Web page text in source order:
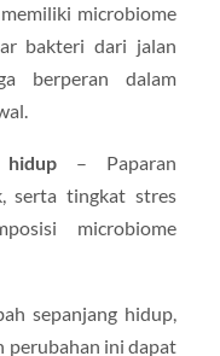
microbiome
bakteri dari jalan
berperan dalam
– Paparan
serta tingkat stres
microbiome
sepanjang hidup,
perubahan ini dapat